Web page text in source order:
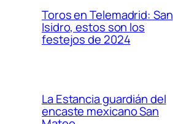
Toros en Telemadrid: San
Isidro, estos son los
festejos de 2024
La Estancia guardián del
encaste mexicano San